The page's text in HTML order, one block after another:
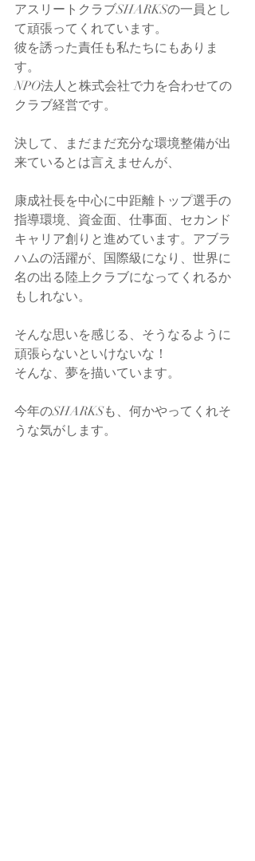
アスリートクラブSHARKSの一員とし
て頑張ってくれています。
彼を誘った責任も私たちにもありま
す。
NPO法人と株式会社で力を合わせての
クラブ経営です。
決して、まだまだ充分な環境整備が出
来ているとは言えませんが、
康成社長を中心に中距離トップ選手の
指導環境、資金面、仕事面、セカンド
キャリア創りと進めています。アブラ
ハムの活躍が、国際級になり、世界に
名の出る陸上クラブになってくれるか
もしれない。
そんな思いを感じる、そうなるように
頑張らないといけないな！
そんな、夢を描いています。
今年のSHARKSも、何かやってくれそ
うな気がします。